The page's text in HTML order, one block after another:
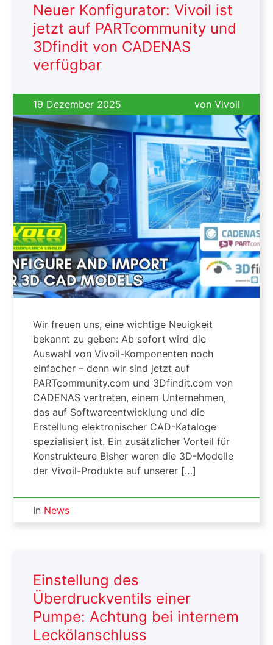
Neuer Konfigurator: Vivoil ist
jetzt auf PARTcommunity und
3Dfindit von CADENAS
verfügbar
19 Dezember 2025 von Vivoil
Wir freuen uns, eine wichtige Neuigkeit
bekannt zu geben: Ab sofort wird die
Auswahl von Vivoil-Komponenten noch
einfacher – denn wir sind jetzt auf
PARTcommunity.com und 3Dfindit.com von
CADENAS vertreten, einem Unternehmen,
das auf Softwareentwicklung und die
Erstellung elektronischer CAD-Kataloge
spezialisiert ist. Ein zusätzlicher Vorteil für
Konstrukteure Bisher waren die 3D-Modelle
der Vivoil-Produkte auf unserer […]
In News
Einstellung des
Überdruckventils einer
Pumpe: Achtung bei internem
Leckölanschluss